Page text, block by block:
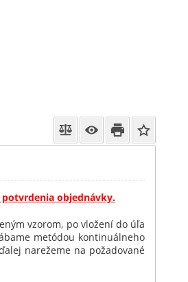
objednávky.
vzorom, po vložení do úľa
metódou kontinuálneho
narežeme na požadované